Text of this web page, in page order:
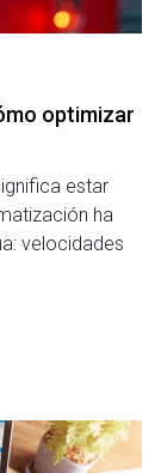
optimizar
estar
ha
velocidades